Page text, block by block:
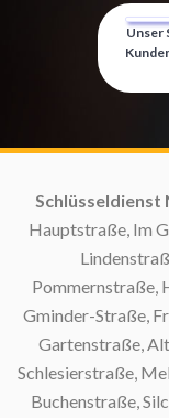
Unser
Schlüsseldienst
Hauptstraße, Im
Pommernstraße,
Gminder-Straße,
Gartenstraße,
Schlesierstraße,
Buchenstraße,